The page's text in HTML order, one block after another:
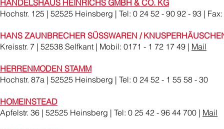
HANDELSHAUS HEINRICHS GMBH & CO. KG
Hochstr. 125 | 52525 Heinsberg | Tel: 0 24 52 - 90 92 - 93 |
HANS ZAUNBRECHER SÜSSWAREN /
Kreisstr. 7 | 52538 Selfkant | Mobil: 0171 - 1 72 17 49 | Mail
HERRENMODEN STAMM
Hochstr. 87a | 52525 Heinsberg | Tel: 0 24 52 - 1 55 58 - 30
HOMEINSTEAD
Apfelstr. 36 | 52525 Heinsberg | Tel: 0 25 42 - 96 44 700 | Mail